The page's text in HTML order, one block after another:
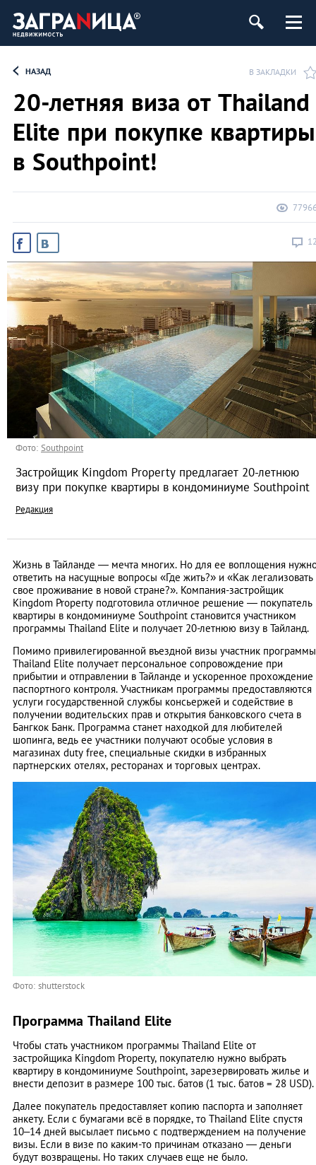
НАЗАД В ЗАКЛАДКИ
20-летняя виза от Thailand
Elite при покупке квартиры
в Southpoint!
Фото: Southpoint
Застройщик Kingdom Property предлагает 20-летнюю
визу при покупке квартиры в кондоминиуме Southpoint
Редакция
Жизнь в Тайланде — мечта многих. Но для ее воплощения
ответить на насущные вопросы «Где жить?» и «Как легализовать
свое проживание в новой стране?». Компания-застройщик
Kingdom Property подготовила отличное решение — покупатель
квартиры в кондоминиуме Southpoint становится участником
программы Thailand Elite и получает 20-летнюю визу в Тайланд.
Помимо привилегированной въездной визы участник программы
Thailand Elite получает персональное сопровождение при
прибытии и отправлении в Тайланде и ускоренное прохождение
паспортного контроля. Участникам программы предоставляются
услуги государственной службы консьержей и содействие в
получении водительских прав и открытия банковского счета в
Бангкок Банк. Программа станет находкой для любителей
шопинга, ведь ее участники получают особые условия в
магазинах duty free, специальные скидки в избранных
партнерских отелях, ресторанах и торговых центрах.
Фото: shutterstock
Программа Thailand Elite
Чтобы стать участником программы Thailand Elite от
застройщика Kingdom Property, покупателю нужно выбрать
квартиру в кондоминиуме Southpoint, зарезервировать жилье и
внести депозит в размере 100 тыс. батов (1 тыс. батов = 28 USD).
Далее покупатель предоставляет копию паспорта и заполняет
анкету. Если с бумагами всё в порядке, то Thailand Elite спустя
10–14 дней высылает письмо с подтверждением на получение
визы. Если в визе по каким-то причинам отказано — деньги
будут возвращены. Но таких случаев еще не было.